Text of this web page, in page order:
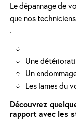
Le dépannage de
que nos
:
Une
Un
Les lames du
Découvrez
rapport avec les